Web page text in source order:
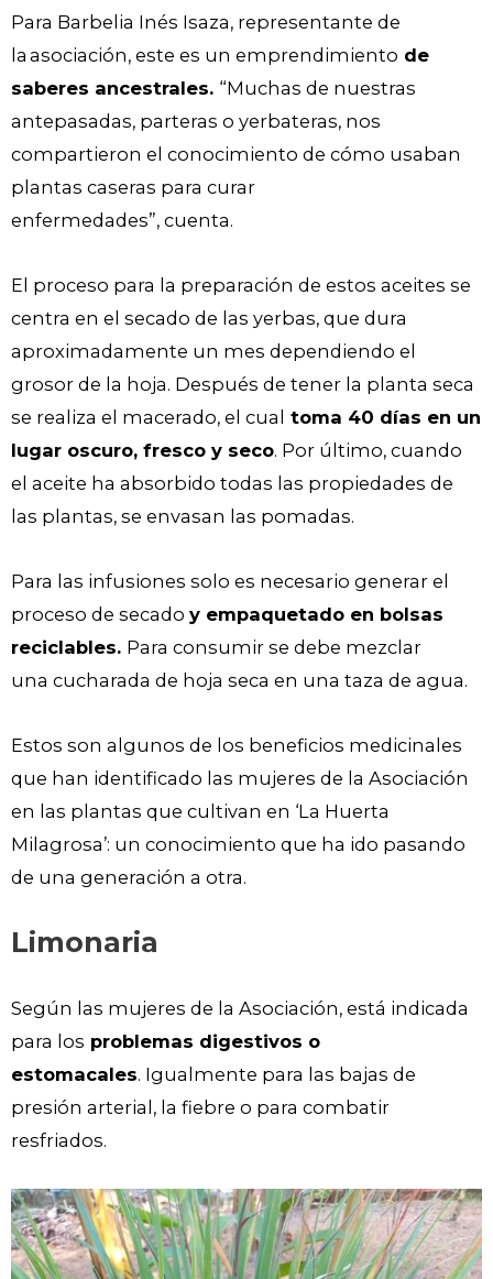
Para Barbelia Inés Isaza, representante de
la asociación, este es un emprendimiento de
saberes ancestrales. “Muchas de nuestras
antepasadas, parteras o yerbateras, nos
compartieron el conocimiento de cómo usaban
plantas caseras para curar
enfermedades”, cuenta.
El proceso para la preparación de estos aceites se
centra en el secado de las yerbas, que dura
aproximadamente un mes dependiendo el
grosor de la hoja. Después de tener la planta seca
se realiza el macerado, el cual toma 40 días en un
lugar oscuro, fresco y seco. Por último, cuando
el aceite ha absorbido todas las propiedades de
las plantas, se envasan las pomadas.
Para las infusiones solo es necesario generar el
proceso de secado y empaquetado en bolsas
reciclables. Para consumir se debe mezclar
una cucharada de hoja seca en una taza de agua.
Estos son algunos de los beneficios medicinales
que han identificado las mujeres de la Asociación
en las plantas que cultivan en ‘La Huerta
Milagrosa’: un conocimiento que ha ido pasando
de una generación a otra.
Limonaria
Según las mujeres de la Asociación, está indicada
para los problemas digestivos o
estomacales. Igualmente para las bajas de
presión arterial, la fiebre o para combatir
resfriados.